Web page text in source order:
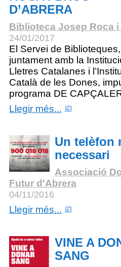
D’ABRERA
Biblioteca Josep Roca
24/01/2017
El Servei de Biblioteques,
juntament amb la
Lletres Catalanes i
Català de les Dones,
programa DE
Llegir més...
Un telèfon
necessari
Associació
Futur d'Abrera
04/11/2016
Llegir més...
VINE A
SANG